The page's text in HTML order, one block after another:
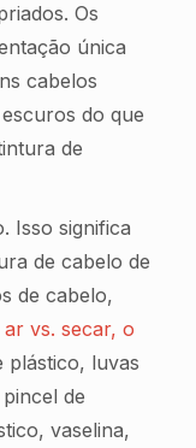
Os
única
cabelos
do que
de
Isso significa
de cabelo de
de cabelo,
vs. secar, o
plástico, luvas
de
vaselina,